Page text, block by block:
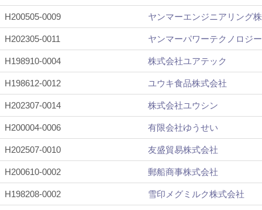
H200505-0009 ヤンマーエンジニアリング
H202305-0011 ヤンマーパワーテクノロジ
H198910-0004 株式会社ユアテック
H198612-0012 ユウキ食品株式会社
H202307-0014 株式会社ユウシン
H200004-0006 有限会社ゆうせい
H202507-0010 友盛貿易株式会社
H200610-0002 郵船商事株式会社
H198208-0002 雪印メグミルク株式会社